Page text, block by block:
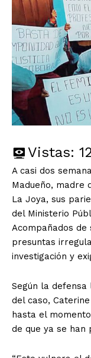
Vistas:
A casi dos
Madueño, madre
La Joya, sus
del Ministerio
Acompañados
presuntas
investigación y
Según la
del caso,
hasta el
de que ya se